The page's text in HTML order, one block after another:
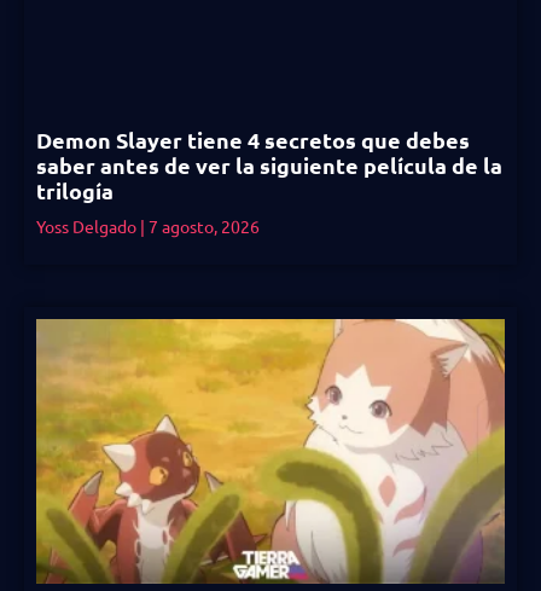
Demon Slayer tiene 4 secretos que debes
saber antes de ver la siguiente película de la
trilogía
Yoss Delgado 7 agosto, 2026